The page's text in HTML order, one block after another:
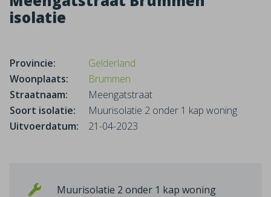
isolatie
Provincie:
Gelderland
Woonplaats:
Brummen
Straatnaam:
Meengatstraat
Soort isolatie:
Muurisolatie 2 onder 1 kap woning
Uitvoerdatum:
21-04-2023
Muurisolatie 2 onder 1 kap woning